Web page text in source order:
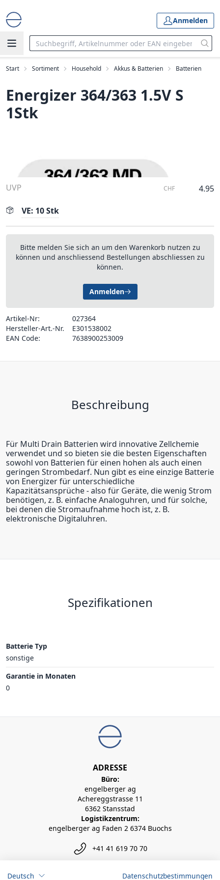
Anmelden
Start Sortiment Household Akkus & Batterien Batterien
Energizer 364/363 1.5V S
1Stk
UVP CHF 4.95
VE: 10 Stk
Bitte melden Sie sich an um den Warenkorb nutzen zu
können und anschliessend Bestellungen abschliessen zu
können.
Anmelden
Artikel-Nr:
027364
Hersteller-Art.-Nr.
E301538002
EAN Code:
7638900253009
Beschreibung
Für Multi Drain Batterien wird innovative Zellchemie
verwendet und so bieten sie die besten Eigenschaften
sowohl von Batterien für einen hohen als auch einen
geringen Strombedarf. Nun gibt es eine einzige Batterie
von Energizer für unterschiedliche
Kapazitätsansprüche - also für Geräte, die wenig Strom
benötigen, z. B. einfache Analoguhren, und für solche,
bei denen die Stromaufnahme hoch ist, z. B.
elektronische Digitaluhren.
Spezifikationen
Batterie Typ
sonstige
Garantie in Monaten
0
ADRESSE
Büro:
engelberger ag
Achereggstrasse 11
6362 Stansstad
Logistikzentrum:
engelberger ag Faden 2 6374 Buochs
+41 41 619 70 70
info@engelberger.ch
Deutsch Datenschutzbestimmungen